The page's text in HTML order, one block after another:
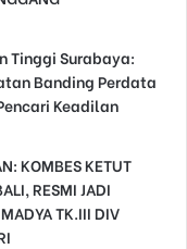
Tinggi Surabaya:
Banding Perdata
Keadilan
KOMBES KETUT
RESMI JADI
TK.III DIV